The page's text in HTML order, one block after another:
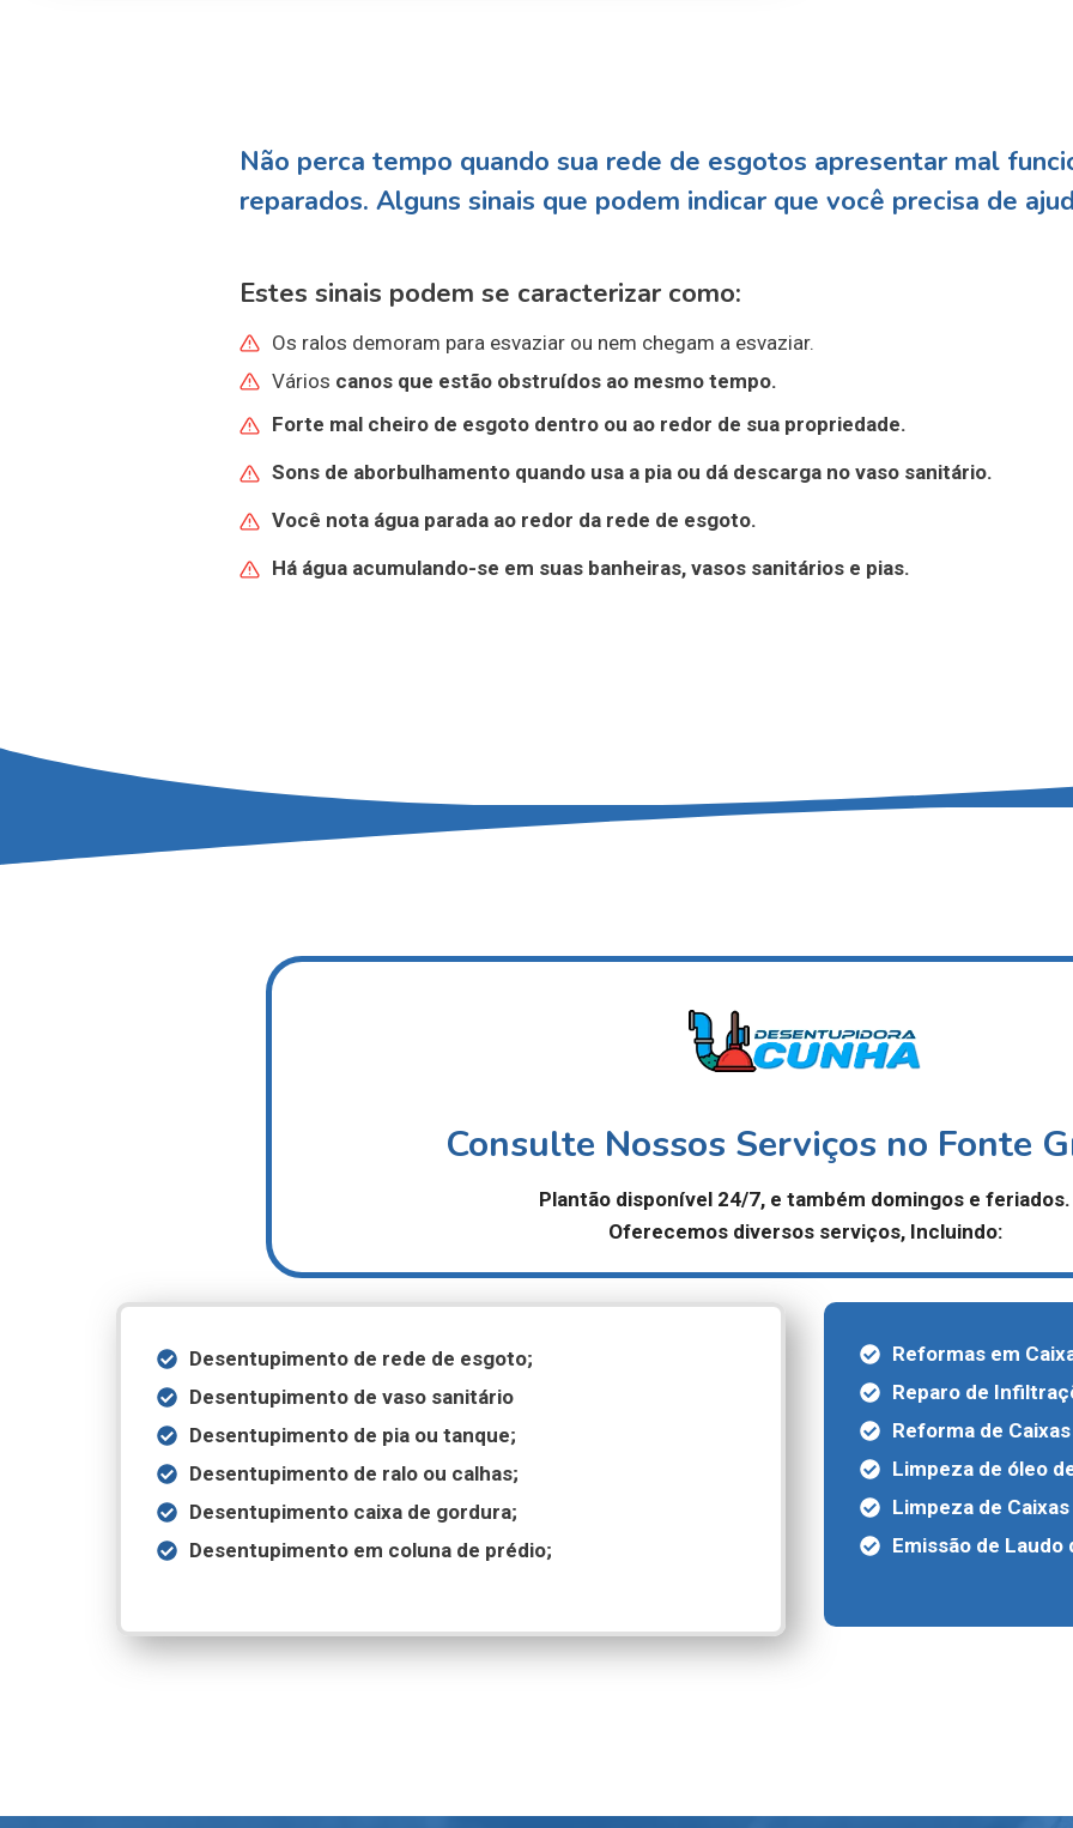
Não perca tempo quando sua rede de esgotos apresentar mal
reparados. Alguns sinais que podem indicar que você precisa de
Estes sinais podem se caracterizar como:
Os ralos demoram para esvaziar ou nem chegam a esvaziar.
Vários canos que estão obstruídos ao mesmo tempo.
Forte mal cheiro de esgoto dentro ou ao redor de sua propriedade.
Sons de aborbulhamento quando usa a pia ou dá descarga no vaso sanitário.
Você nota água parada ao redor da rede de esgoto.
Há água acumulando-se em suas banheiras, vasos sanitários e pias.
Consulte Nossos Serviços no Fonte
Plantão disponível 24/7, e também domingos e feriados.
Oferecemos diversos serviços, Incluindo:
Desentupimento de rede de esgoto;
Desentupimento de vaso sanitário
Desentupimento de pia ou tanque;
Desentupimento de ralo ou calhas;
Desentupimento caixa de gordura;
Desentupimento em coluna de prédio;
Reformas em
Reparo de
Reforma de Caixas
Limpeza de óleo
Limpeza de Caixas
Emissão de Laudo